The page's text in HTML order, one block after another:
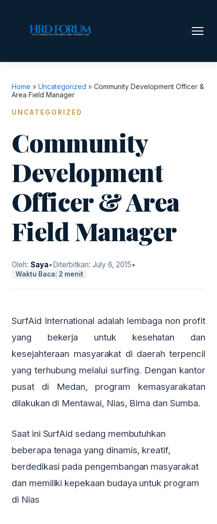
Home » Uncategorized » Community Development Officer &
Area Field Manager
UNCATEGORIZED
Community
Development
Officer & Area
Field Manager
Oleh: Saya•Diterbitkan: July 6, 2015•
Waktu Baca: 2 menit
SurfAid International adalah lembaga non profit
yang bekerja untuk kesehatan dan
kesejahteraan masyarakat di daerah terpencil
yang terhubung melalui surfing. Dengan kantor
pusat di Medan, program kemasyarakatan
dilakukan di Mentawai, Nias, Bima dan Sumba.
Saat ini SurfAid sedang membutuhkan
beberapa tenaga yang dinamis, kreatif,
berdedikasi pada pengembangan masyarakat
dan memiliki kepekaan budaya untuk program
di Nias